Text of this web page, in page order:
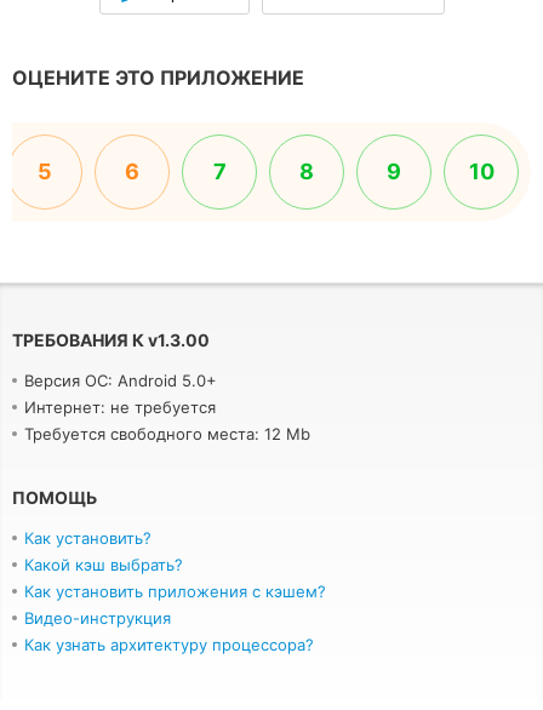
ОЦЕНИТЕ ЭТО ПРИЛОЖЕНИЕ
5 6 7 8 9 10
ТРЕБОВАНИЯ К v1.3.00
Версия ОС: Android 5.0+
Интернет: не требуется
Требуется свободного места: 12 Mb
ПОМОЩЬ
Как установить?
Какой кэш выбрать?
Как установить приложения с кэшем?
Видео-инструкция
Как узнать архитектуру процессора?